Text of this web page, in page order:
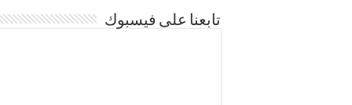
تابعنا على فيسبوك